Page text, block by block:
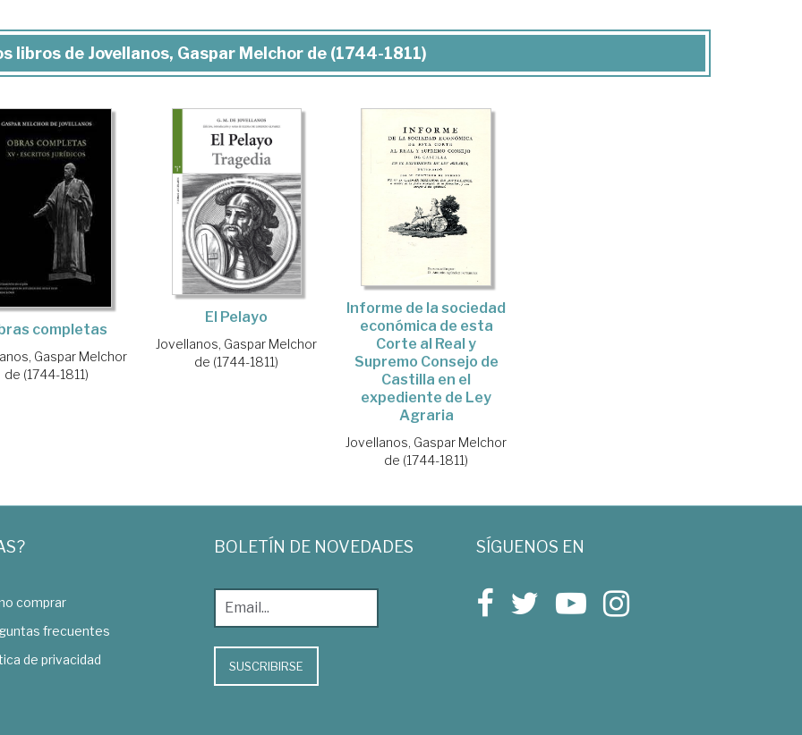
libros de Jovellanos, Gaspar Melchor de (1744-1811)
completas
Gaspar Melchor
de (1744-1811)
El Pelayo
Jovellanos, Gaspar Melchor
de (1744-1811)
Informe de la sociedad
económica de esta
Corte al Real y
Supremo Consejo de
Castilla en el
expediente de Ley
Agraria
Jovellanos, Gaspar Melchor
de (1744-1811)
comprar
frecuentes
de privacidad
BOLETÍN DE NOVEDADES
SUSCRIBIRSE
SÍGUENOS EN